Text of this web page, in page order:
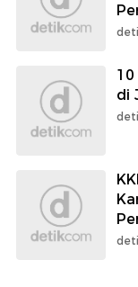
10
di